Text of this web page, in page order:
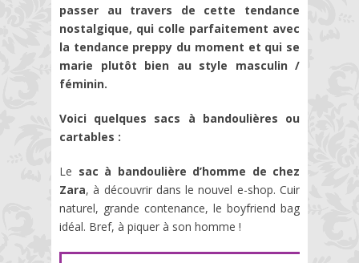
passer au travers de cette tendance
nostalgique, qui colle parfaitement avec
la tendance preppy du moment et qui se
marie plutôt bien au style masculin /
féminin.
Voici quelques sacs à bandoulières ou
cartables :
Le sac à bandoulière d’homme de chez
Zara, à découvrir dans le nouvel e-shop. Cuir
naturel, grande contenance, le boyfriend bag
idéal. Bref, à piquer à son homme !